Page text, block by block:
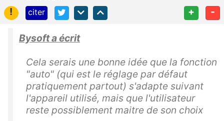
!
citer + -
Bysoft a écrit
Cela serais une bonne idée que la fonction
"auto" (qui est le réglage par défaut
pratiquement partout) s'adapte suivant
l'appareil utilisé, mais que l'utilisateur
reste possiblement maitre de son choix